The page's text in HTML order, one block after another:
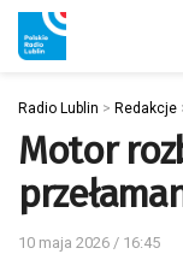
Radio Lublin > Redakcje
Motor
10 maja 2026 / 16:45